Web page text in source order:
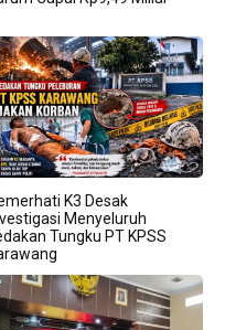
K3 Desak
Menyeluruh
Tungku PT KPSS